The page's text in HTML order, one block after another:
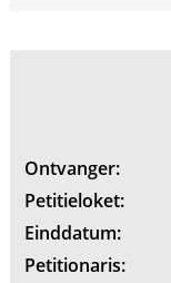
Ontvanger:
Petitieloket:
Einddatum:
Petitionaris: